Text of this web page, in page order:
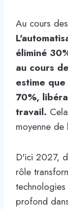
Au cours
éliminé
au cours
estime
70%,
travail.
moyenne
D'ici 2027,
rôle
profond